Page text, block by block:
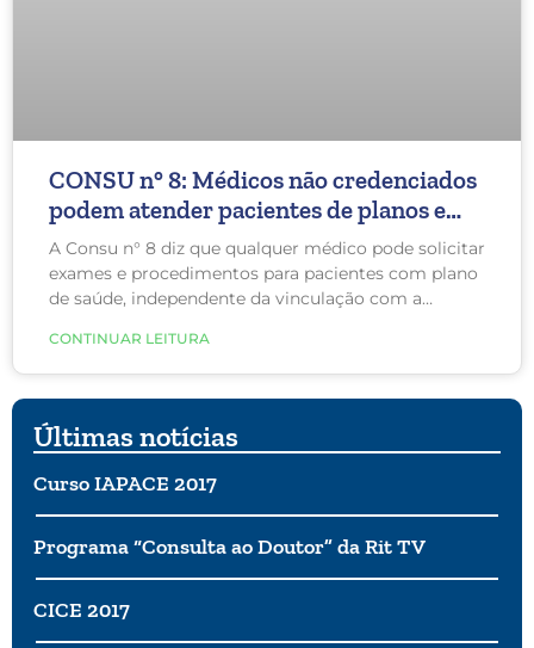
CONSU n° 8: Médicos não credenciados
podem atender pacientes de planos e
solicitar exames pela operadora
A Consu n° 8 diz que qualquer médico pode solicitar
exames e procedimentos para pacientes com plano
de saúde, independente da vinculação com a
CONTINUAR LEITURA
Últimas notícias
Curso IAPACE 2017
Programa “Consulta ao Doutor” da Rit TV
CICE 2017